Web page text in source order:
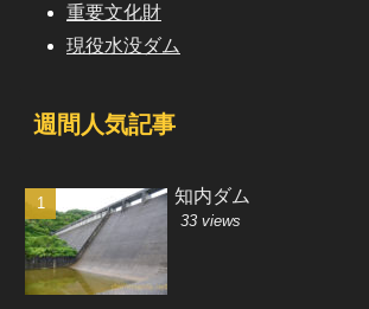
重要文化財
現役水没ダム
週間人気記事
知内ダム
33 views